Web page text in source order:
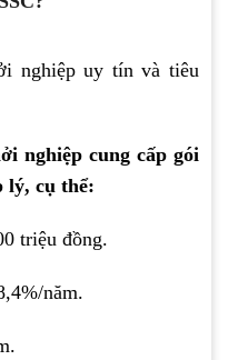
nghiệp uy tín và tiêu
nghiệp cung cấp gói
lý, cụ thể:
triệu đồng.
năm.